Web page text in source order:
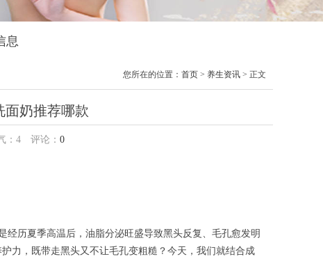
息
您所在的位置： 首页 > 养生资讯 > 正文
面奶推荐哪款​
4评论： 0
经历夏季高温后，油脂分泌旺盛导致黑头反复、毛孔愈发明
力，既带走黑头又不让毛孔变粗糙？今天，我们就结合成